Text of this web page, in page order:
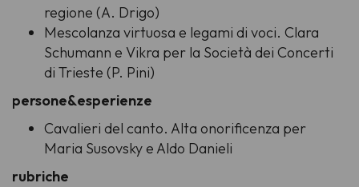
regione (A. Drigo)
Mescolanza virtuosa e legami di voci. Clara
Schumann e Vikra per la Società dei Concerti
di Trieste (P. Pini)
persone&esperienze
Cavalieri del canto. Alta onorificenza per
Maria Susovsky e Aldo Danieli
rubriche